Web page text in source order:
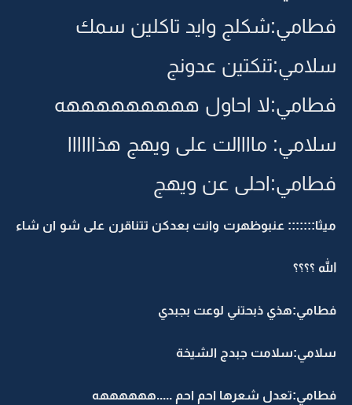
فطامي:شكلج وايد تاكلين سمك
سلامي:تنكتين عدونج
فطامي:لا احاول هههههههههه
سلامي: ماااالت على ويهج هذاااااا
فطامي:احلى عن ويهج
ميثا::::::: عنبوظهرت وانت بعدكن تتناقرن على شو ان شاء
الله ؟؟؟؟
فطامي:هذي ذبحتني لوعت بجبدي
سلامي:سلامت جبدج الشيخة
فطامي:تعدل شعرها احم احم .....ههههههه